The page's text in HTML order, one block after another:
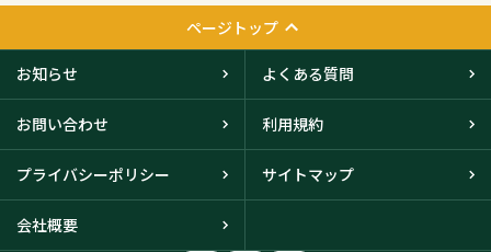
ページトップ
お知らせ よくある質問
お問い合わせ 利用規約
プライバシーポリシー サイトマップ
会社概要